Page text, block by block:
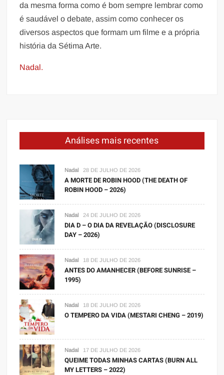
da mesma forma como é bom sempre lembrar como
é saudável o debate, assim como conhecer os
diversos aspectos que formam um filme e a própria
história da Sétima Arte.
Nadal.
Análises mais recentes
Nadal 28 DE JULHO DE 2026
A MORTE DE ROBIN HOOD (THE DEATH OF
ROBIN HOOD – 2026)
Nadal 24 DE JULHO DE 2026
DIA D – O DIA DA REVELAÇÃO (DISCLOSURE
DAY – 2026)
Nadal 18 DE JULHO DE 2026
ANTES DO AMANHECER (BEFORE SUNRISE –
1995)
Nadal 18 DE JULHO DE 2026
O TEMPERO DA VIDA (MESTARI CHENG – 2019)
Nadal 17 DE JULHO DE 2026
QUEIME TODAS MINHAS CARTAS (BURN ALL
MY LETTERS – 2022)